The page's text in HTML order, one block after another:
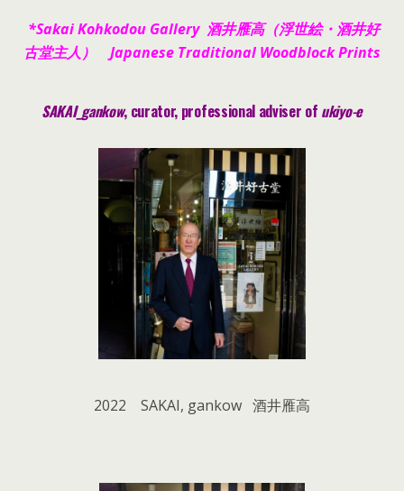
*Sakai Kohkodou Gallery 酒井雁高（浮世絵・酒井好
古堂主人） Japanese Traditional Woodblock Prints
SAKAI_gankow, curator, professional adviser of ukiyo-e
2022 SAKAI, gankow 酒井雁高